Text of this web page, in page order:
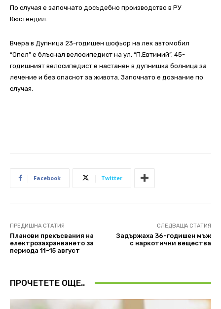
По случая е започнато досъдебно производство в РУ
Кюстендил.
Вчера в Дупница 23-годишен шофьор на лек автомобил
“Опел” е блъснал велосипедист на ул. “П.Евтимий”. 45-
годишният велосипедист е настанен в дупнишка болница за
лечение и без опаснот за живота. Започнато е дознание по
случая.
Facebook Twitter
ПРЕДИШНА СТАТИЯ
Планови прекъсвания на
електрозахранването за
периода 11-15 август
СЛЕДВАЩА СТАТИЯ
Задържаха 36-годишен мъж
с наркотични вещества
ПРОЧЕТЕТЕ ОЩЕ..